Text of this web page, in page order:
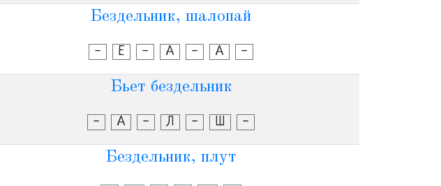
Бездельник, шалопай
- Е - А - А -
Бьет бездельник
- А - Л - Ш -
Бездельник, плут